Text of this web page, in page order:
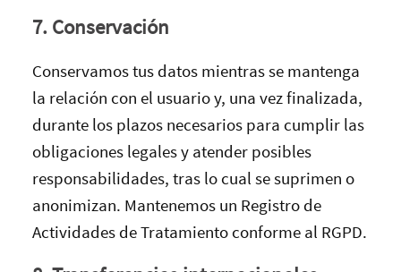
7. Conservación
Conservamos tus datos mientras se mantenga
la relación con el usuario y, una vez finalizada,
durante los plazos necesarios para cumplir las
obligaciones legales y atender posibles
responsabilidades, tras lo cual se suprimen o
anonimizan. Mantenemos un Registro de
Actividades de Tratamiento conforme al RGPD.